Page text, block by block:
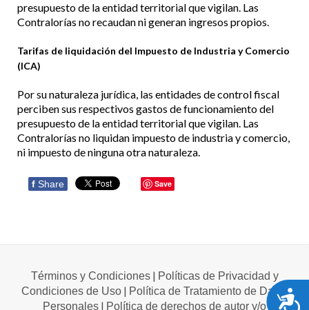
presupuesto de la entidad territorial que vigilan. Las
Contralorías no recaudan ni generan ingresos propios.
Tarifas de liquidación del Impuesto de Industria y Comercio
(ICA)
Por su naturaleza jurídica, las entidades de control fiscal
perciben sus respectivos gastos de funcionamiento del
presupuesto de la entidad territorial que vigilan. Las
Contralorías no liquidan impuesto de industria y comercio,
ni impuesto de ninguna otra naturaleza.
f Share Save
Términos y Condiciones| Políticas de Privacidad y
Condiciones de Uso| Política de Tratamiento de Datos
Personales | Política de derechos de autor y/o